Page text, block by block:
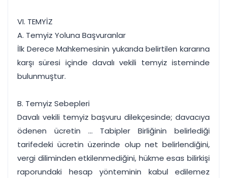
VI. TEMYİZ
A. Temyiz Yoluna Başvuranlar
İlk Derece Mahkemesinin yukarıda belirtilen kararına
karşı süresi içinde davalı vekili temyiz isteminde
bulunmuştur.
B. Temyiz Sebepleri
Davalı vekili temyiz başvuru dilekçesinde; davacıya
ödenen ücretin ... Tabipler Birliğinin belirlediği
tarifedeki ücretin üzerinde olup net belirlendiğini,
vergi diliminden etkilenmediğini, hükme esas bilirkişi
raporundaki hesap yönteminin kabul edilemez